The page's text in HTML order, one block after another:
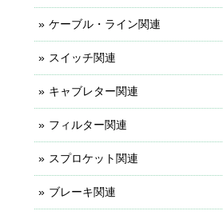
ケーブル・ライン関連
スイッチ関連
キャブレター関連
フィルター関連
スプロケット関連
ブレーキ関連